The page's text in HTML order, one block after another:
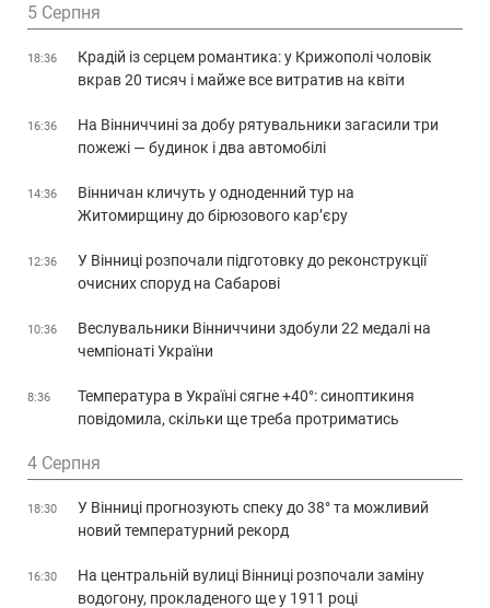
5 Серпня
18:36
Крадій із серцем романтика: у Крижополі чоловік
вкрав 20 тисяч і майже все витратив на квіти
16:36
На Вінниччині за добу рятувальники загасили три
пожежі — будинок і два автомобілі
14:36
Вінничан кличуть у одноденний тур на
Житомирщину до бірюзового кар’єру
12:36
У Вінниці розпочали підготовку до реконструкції
очисних споруд на Сабарові
10:36
Веслувальники Вінниччини здобули 22 медалі на
чемпіонаті України
8:36
Температура в Україні сягне +40°: синоптикиня
повідомила, скільки ще треба протриматись
4 Серпня
18:30
У Вінниці прогнозують спеку до 38° та можливий
новий температурний рекорд
16:30
На центральній вулиці Вінниці розпочали заміну
водогону, прокладеного ще у 1911 році